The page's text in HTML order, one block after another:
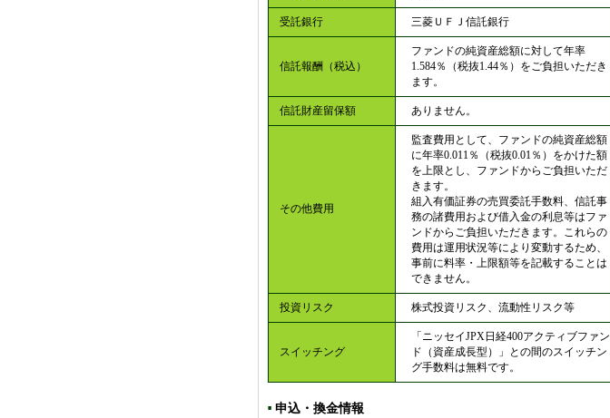
受託銀行 三菱ＵＦＪ信託銀行
信託報酬（税込）
ファンドの純資産総額に対して年率
1.584％（税抜1.44％）をご負担いただき
ます。
信託財産留保額 ありません。
その他費用
監査費用として、ファンドの純資産総額
に年率0.011％（税抜0.01％）をかけた額
を上限とし、ファンドからご負担いただ
きます。
組入有価証券の売買委託手数料、信託事
務の諸費用および借入金の利息等はファ
ンドからご負担いただきます。これらの
費用は運用状況等により変動するため、
事前に料率・上限額等を記載することは
できません。
投資リスク 株式投資リスク、流動性リスク等
スイッチング
「ニッセイJPX日経400アクティブファン
ド（資産成長型）」との間のスイッチン
グ手数料は無料です。
■申込・換金情報